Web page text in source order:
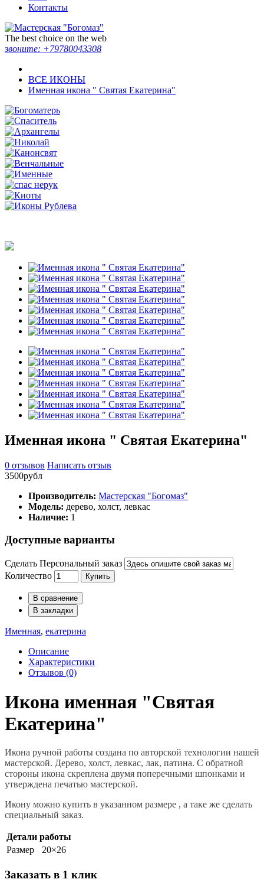
Контакты
The best choice on the web
звоните: +79780043308
ВСЕ ИКОНЫ
Именная икона " Святая Екатерина"
Именная икона " Святая Екатерина"
0 отзывов Написать отзыв
3500рубл
Производитель: Мастерская "Богомаз"
Модель: дерево, холст, левкас
Наличие: 1
Доступные варианты
Сделать Персональный заказ
Количество
Купить
В сравнение
В закладки
Именная, екатерина
Описание
Характеристики
Отзывов (0)
Икона именная "Святая
Екатерина"
Икона ручной работы создана по авторской технологии нашей
мастерской. Дерево, холст, левкас, лак, патина. С обратной
стороны икона скреплена двумя поперечными шпонками и
утверждена печатью мастерской.
Икону можно купить в указанном размере , а таке же сделать
специальный заказ.
Детали работы
Размер
20×26
Заказать в 1 клик